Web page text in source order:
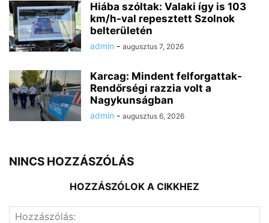
Hiába szóltak: Valaki így is 103
km/h-val repesztett Szolnok
belterületén
admin - augusztus 7, 2026
Karcag: Mindent felforgattak-
Rendőrségi razzia volt a
Nagykunságban
admin - augusztus 6, 2026
NINCS HOZZÁSZÓLÁS
HOZZÁSZÓLOK A CIKKHEZ